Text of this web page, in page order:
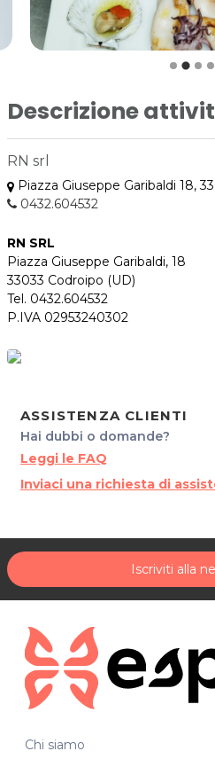
Descrizione
RN srl
Piazza Giuseppe Garibaldi 18,
0432.604532
RN SRL
Piazza Giuseppe Garibaldi, 18
33033 Codroipo (UD)
Tel. 0432.604532
P.IVA 02953240302
ASSISTENZA CLIENTI
Hai dubbi o domande?
Leggi le FAQ
Inviaci una richiesta di
Iscriviti alla
Chi siamo